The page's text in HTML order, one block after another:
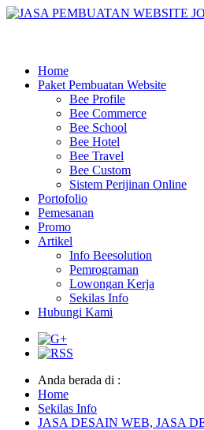
Home
Paket Pembuatan Website
Bee Profile
Bee Commerce
Bee School
Bee Hotel
Bee Travel
Bee Custom
Sistem Perijinan Online
Portofolio
Pemesanan
Promo
Artikel
Info Beesolution
Pemrograman
Lowongan Kerja
Sekilas Info
Hubungi Kami
Anda berada di :
Home
Sekilas Info
JASA DESAIN WEB, JASA